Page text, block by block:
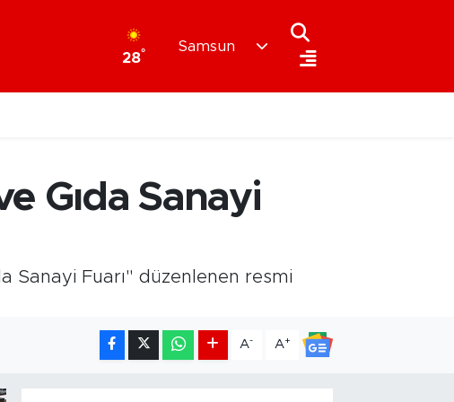
28°
Samsun
Gıda Sanayi
Sanayi Fuarı" düzenlenen resmi
A- A+